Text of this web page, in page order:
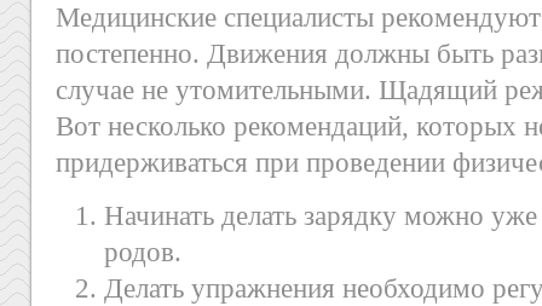
Медицинские специалисты рекомендуют
постепенно. Движения должны быть
случае не утомительными. Щадящий
Вот несколько рекомендаций, которых
придерживаться при проведении
Начинать делать зарядку можно
родов.
Делать упражнения необходимо